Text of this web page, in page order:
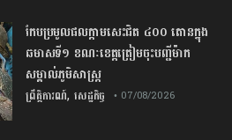
កែប​ប្រមូល​ផល​ក្តាម​សេះ​ជិត​ ​៤០០ ​តោន​ក្នុង​
ឆមាស​ទី​១​ ​ខណៈ​ខេត្ត​ត្រៀម​ចុះបញ្ជី​ម៉ាក​
សម្គាល់​ភូមិសាស្ត្រ​
ព្រឹត្តិការណ៍, សេដ្ឋកិច្ច • 07/08/2026